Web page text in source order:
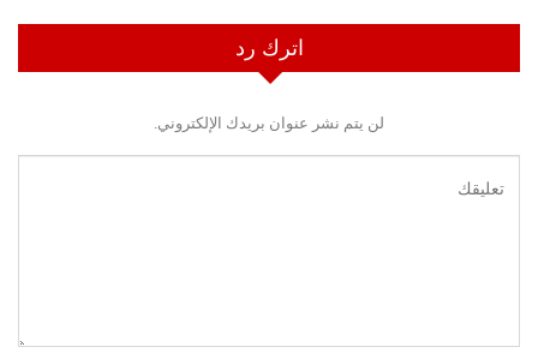
اترك رد
لن يتم نشر عنوان بريدك الإلكتروني.